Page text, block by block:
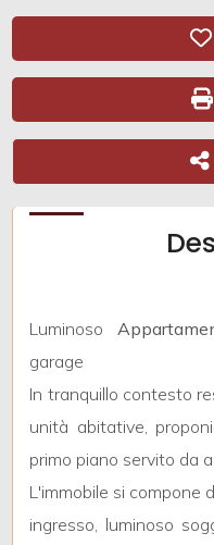
Luminoso
garage
In tranquillo contesto
unità abitative,
primo piano servito da
L'immobile si compone
ingresso, luminoso
mq
Locali
minimi
Qualsiasi
1